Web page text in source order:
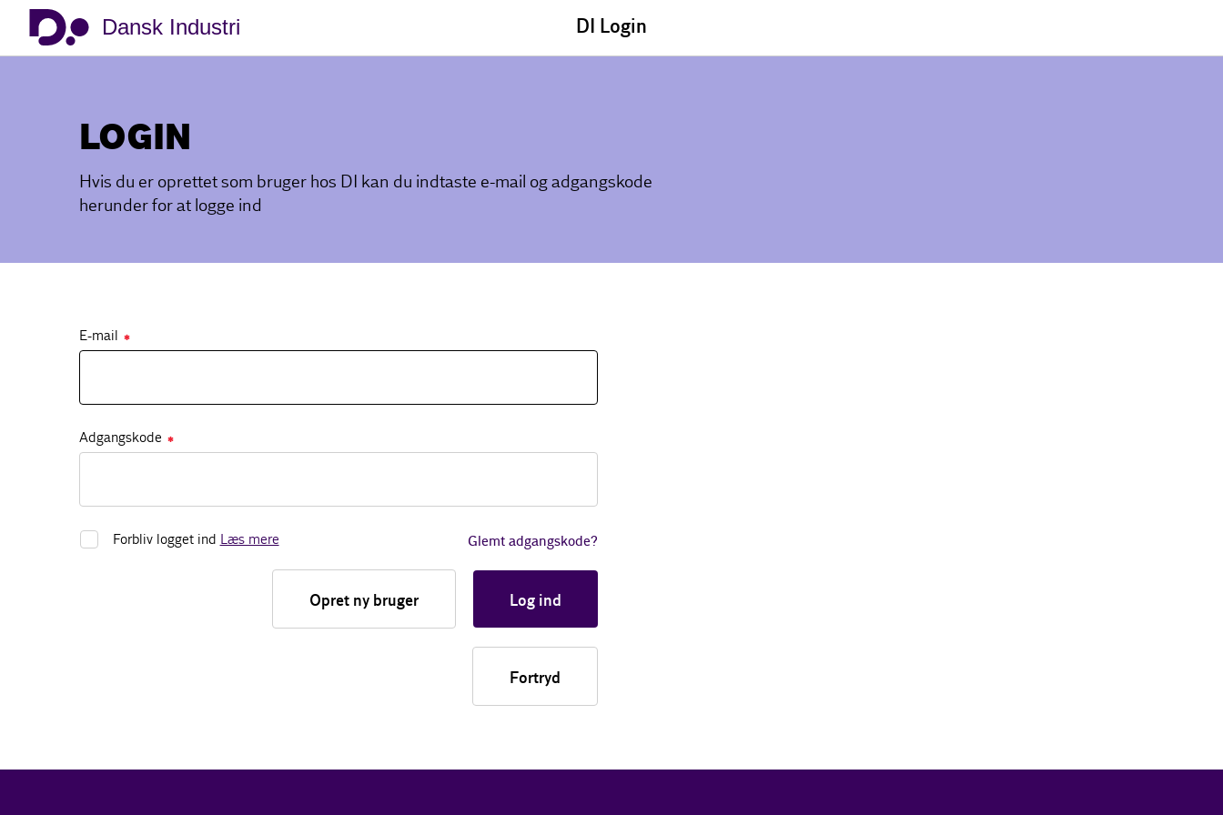
Dansk Industri DI Login
LOGIN
Hvis du er oprettet som bruger hos DI kan du indtaste e-mail og adgangskode
herunder for at logge ind
E-mail ✱
Adgangskode ✱
Forbliv logget ind Læs mere Glemt adgangskode?
Opret ny bruger Log ind
Fortryd